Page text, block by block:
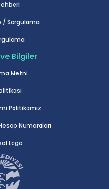
/ Sorgulama
Bilgiler
Metni
Politikamız
Numaraları
Logo